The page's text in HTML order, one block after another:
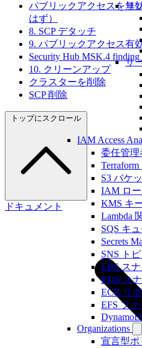
リ
サ
IAM Access
委任管理
S3 バケ
IAM ロ
KMS キ
Lambda
SQS キ
Secrets
SNS ト
EBS ス
RDS ス
ECR リ
EFS フ
Organizations
宣言型ポ
パブリックアクセスを無
はず）
8. SCP デタッチ
9. パブリックアクセス有
Security Hub MSK.4
10. クリーンアップ
クラスターを削除
SCP 削除
トップにスクロール
ドキュメント